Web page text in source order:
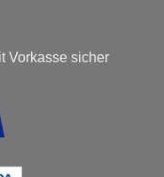
Vorkasse sicher